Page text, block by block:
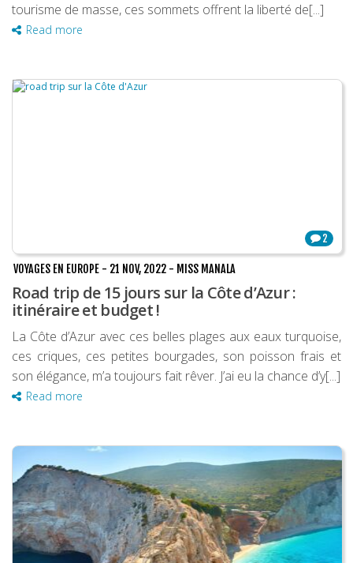
tourisme de masse, ces sommets offrent la liberté de[...]
Read more
2
VOYAGES EN EUROPE - 21 NOV, 2022 - MISS MANALA
Road trip de 15 jours sur la Côte d’Azur :
itinéraire et budget !
La Côte d’Azur avec ces belles plages aux eaux turquoise,
ces criques, ces petites bourgades, son poisson frais et
son élégance, m’a toujours fait rêver. J’ai eu la chance d’y[...]
Read more